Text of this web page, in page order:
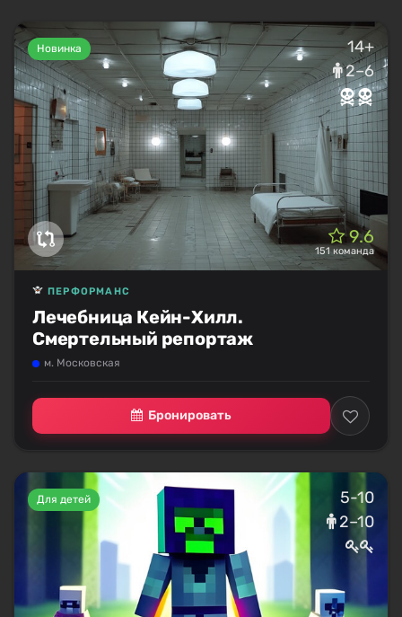
Новинка
14+
2–6
9.6
151 команда
Лечебница Кейн-Хилл.
Смертельный репортаж
ПЕРФОРМАНС
м. Московская
Бронировать
Для детей
5-10
2–10